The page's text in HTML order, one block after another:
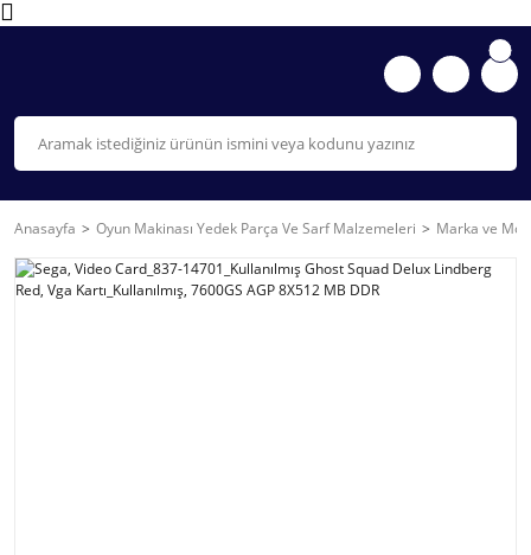
Anasayfa Oyun Makinası Yedek Parça Ve Sarf Malzemeleri Marka ve